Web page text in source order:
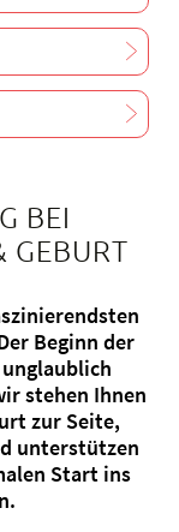
BEI
GEBURT
Beginn der
stehen Ihnen
zur Seite,
unterstützen
Start ins